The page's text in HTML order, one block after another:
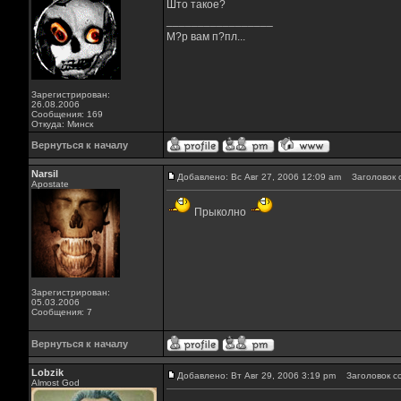
Зарегистрирован:
26.08.2006
Сообщения: 169
Откуда: Минск
Што такое?
М?р вам п?пл...
Вернуться к началу
Narsil
Apostate
Зарегистрирован:
05.03.2006
Сообщения: 7
Добавлено: Вс Авг 27, 2006 12:09 am Заголовок
Прыколно
Вернуться к началу
Lobzik
Almost God
Добавлено: Вт Авг 29, 2006 3:19 pm Заголовок